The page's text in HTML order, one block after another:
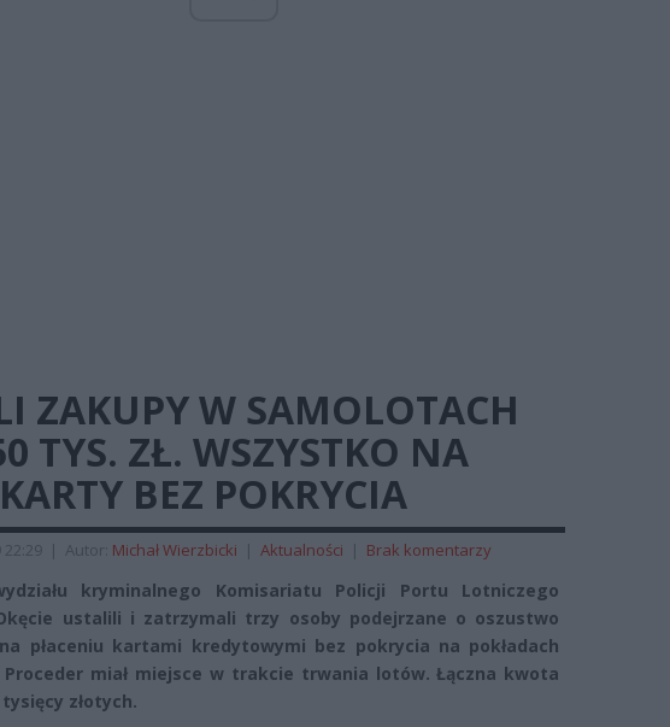
ZAKUPY W SAMOLOTACH
TYS. ZŁ. WSZYSTKO NA
BEZ POKRYCIA
| Autor: Michał Wierzbicki | Aktualności | Brak komentarzy
kryminalnego Komisariatu Policji Portu Lotniczego
ustalili i zatrzymali trzy osoby podejrzane o oszustwo
płaceniu kartami kredytowymi bez pokrycia na pokładach
miał miejsce w trakcie trwania lotów. Łączna kwota
złotych.